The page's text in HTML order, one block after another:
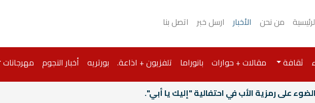
من نحن الأخبار ارسل خبر اتصل بنا
ثقافة مقالات + حوارات بانوراما تلفزيون + اذاعة. بورتريه أخبار النجوم مهرجانات
على رمزية الأب في احتفالية "إليك يا أبي".